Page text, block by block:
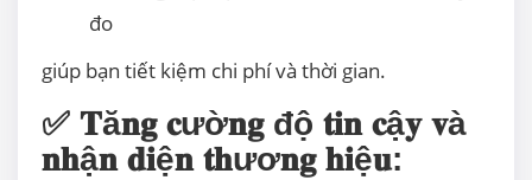
đo
giúp bạn tiết kiệm chi phí và thời gian.
✅ 𝐓ă𝐧𝐠 𝐜ườ𝐧𝐠 độ 𝐭𝐢𝐧 𝐜ậ𝐲 𝐯à
𝐧𝐡ậ𝐧 𝐝𝐢ệ𝐧 𝐭𝐡ươ𝐧𝐠 𝐡𝐢ệ𝐮: